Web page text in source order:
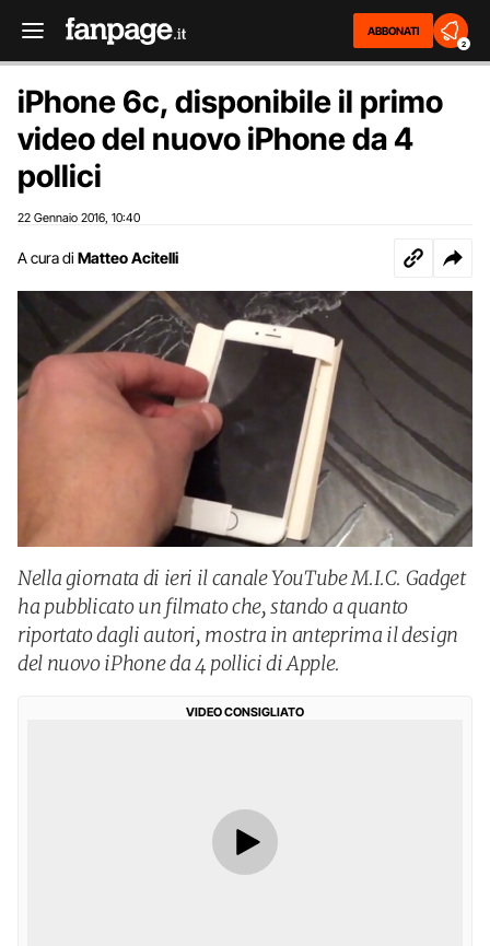
ABBONATI
2
iPhone 6c, disponibile il primo
video del nuovo iPhone da 4
pollici
22 Gennaio 2016 10:40
A cura di Matteo Acitelli
Nella giornata di ieri il canale YouTube M.I.C. Gadget
ha pubblicato un filmato che, stando a quanto
riportato dagli autori, mostra in anteprima il design
del nuovo iPhone da 4 pollici di Apple.
VIDEO CONSIGLIATO